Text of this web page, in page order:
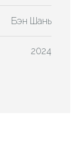
Бэн Шань
2024